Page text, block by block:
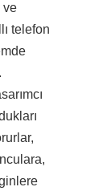
ve
telefon